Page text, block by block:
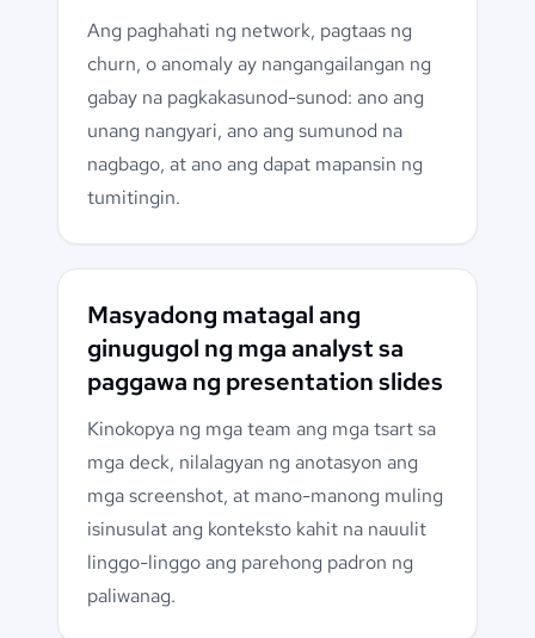
Ang paghahati ng network, pagtaas ng
churn, o anomaly ay nangangailangan ng
gabay na pagkakasunod-sunod: ano ang
unang nangyari, ano ang sumunod na
nagbago, at ano ang dapat mapansin ng
tumitingin.
Masyadong matagal ang
ginugugol ng mga analyst sa
paggawa ng presentation slides
Kinokopya ng mga team ang mga tsart sa
mga deck, nilalagyan ng anotasyon ang
mga screenshot, at mano-manong muling
isinusulat ang konteksto kahit na nauulit
linggo-linggo ang parehong padron ng
paliwanag.